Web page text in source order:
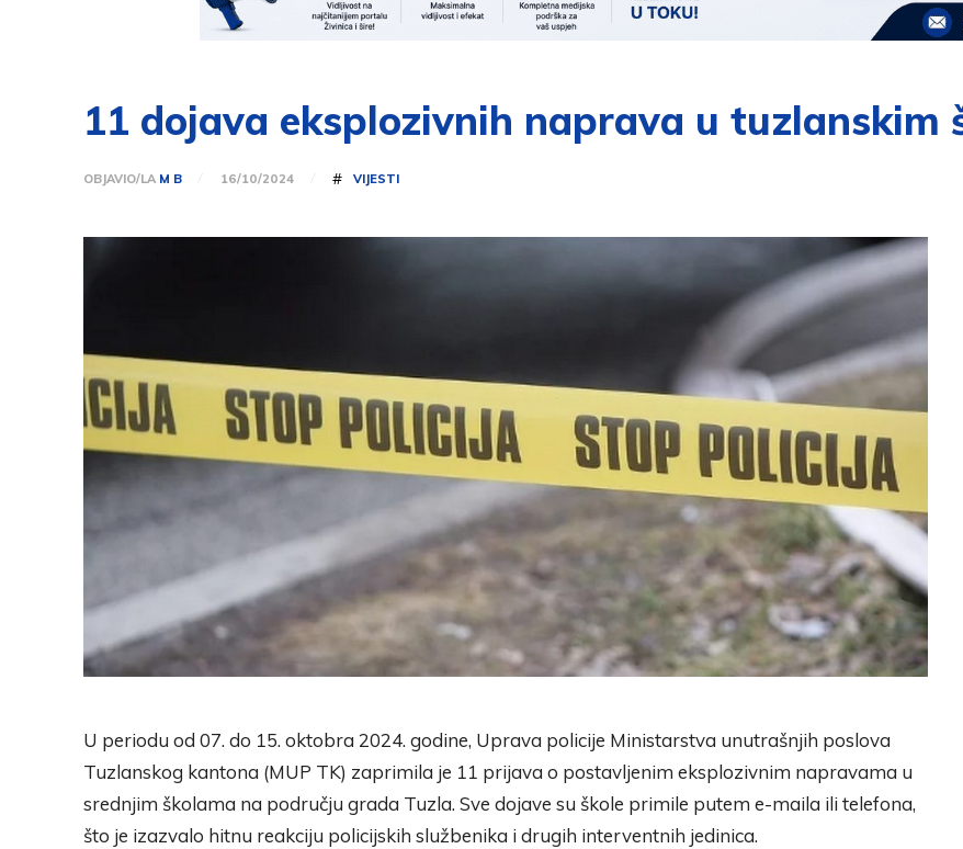
11 dojava eksplozivnih naprava u tuzlanskim
OBJAVIO/LA M B 16/10/2024 # VIJESTI
U periodu od 07. do 15. oktobra 2024. godine, Uprava policije Ministarstva unutrašnjih poslova
Tuzlanskog kantona (MUP TK) zaprimila je 11 prijava o postavljenim eksplozivnim napravama u
srednjim školama na području grada Tuzla. Sve dojave su škole primile putem e-maila ili telefona,
što je izazvalo hitnu reakciju policijskih službenika i drugih interventnih jedinica.